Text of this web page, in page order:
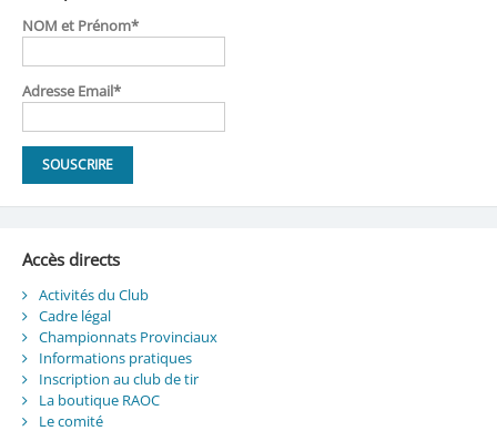
NOM et Prénom*
Adresse Email*
Accès directs
Activités du Club
Cadre légal
Championnats Provinciaux
Informations pratiques
Inscription au club de tir
La boutique RAOC
Le comité